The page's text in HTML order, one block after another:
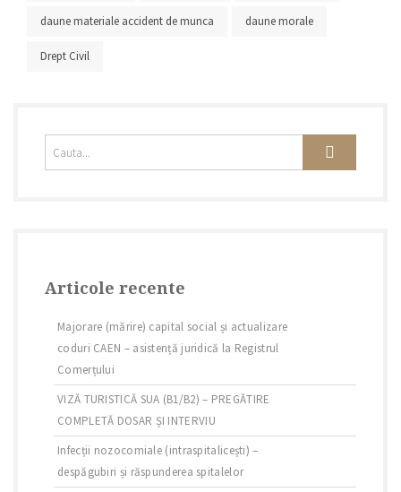
daune materiale accident de munca daune morale
Drept Civil
Articole recente
Majorare (mărire) capital social și actualizare
coduri CAEN – asistență juridică la Registrul
Comerțului
VIZĂ TURISTICĂ SUA (B1/B2) – PREGĂTIRE
COMPLETĂ DOSAR ȘI INTERVIU
Infecții nozocomiale (intraspitalicești) –
despăgubiri și răspunderea spitalelor